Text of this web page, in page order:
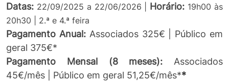
Datas: 22/09/2025 a 22/06/2026 | Horário: 19h00 às
20h30 | 2.ª e 4.ª feira
Pagamento Anual: Associados 325€ | Público em
geral 375€*
Pagamento Mensal (8 meses): Associados
45€/mês | Público em geral 51,25€/mês**